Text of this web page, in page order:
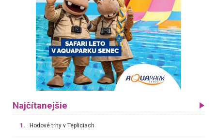
Najčítanejšie
1. Hodové trhy v Tepliciach